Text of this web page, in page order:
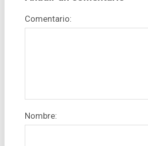
Comentario:
Nombre: